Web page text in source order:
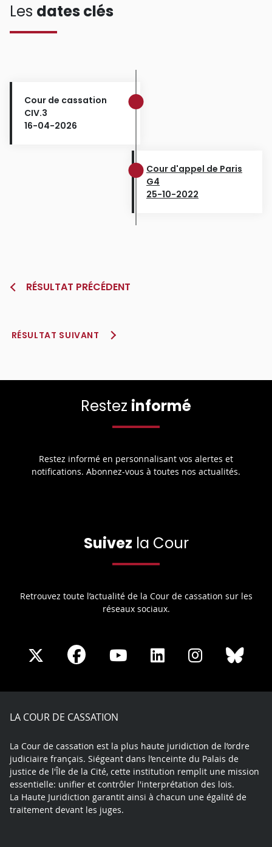
Les dates clés
Cour de cassation
CIV.3
16-04-2026
Cour d'appel de Paris
G4
25-10-2022
RÉSULTAT PRÉCÉDENT
RÉSULTAT SUIVANT
Restez informé
Restez informé en personnalisant vos alertes et
notifications. Abonnez-vous à toutes nos actualités.
Suivez la Cour
Retrouvez toute l’actualité de la Cour de cassation sur les
réseaux sociaux.
Share
X
Share
Facebook
Share
Youtube
Share
LinkedIn
Share
Instagram
LA COUR DE CASSATION
La Cour de cassation est la plus haute juridiction de l’ordre
judiciaire français. Siégeant dans l’enceinte du Palais de
justice de l'Île de la Cité, cette institution remplit une mission
essentielle: unifier et contrôler l'interprétation des lois.
La Haute Juridiction garantit ainsi à chacun une égalité de
traitement devant les juges.